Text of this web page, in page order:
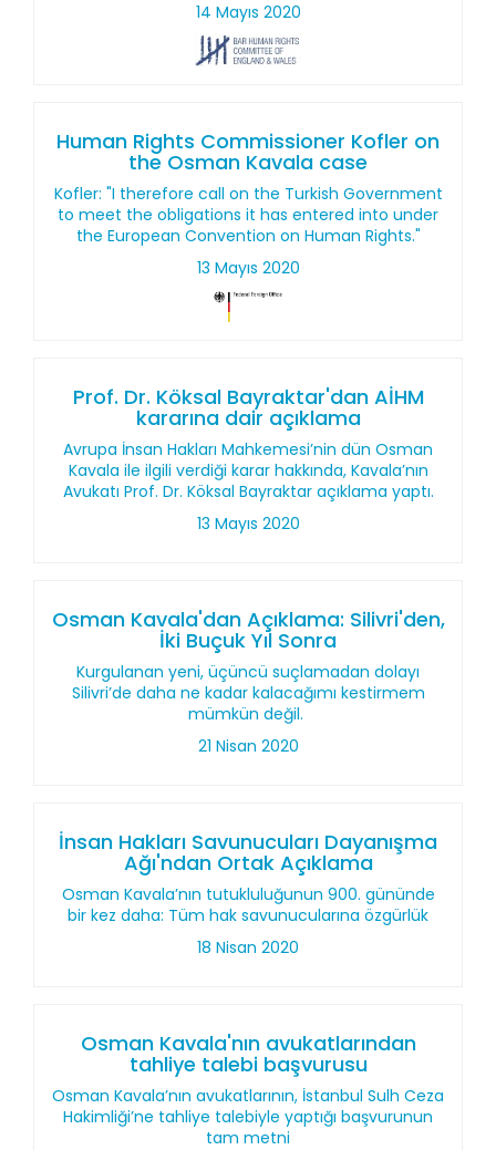
14 Mayıs 2020
Human Rights Commissioner Kofler on
the Osman Kavala case
Kofler: "I therefore call on the Turkish Government
to meet the obligations it has entered into under
the European Convention on Human Rights."
13 Mayıs 2020
Prof. Dr. Köksal Bayraktar'dan AİHM
kararına dair açıklama
Avrupa İnsan Hakları Mahkemesi’nin dün Osman
Kavala ile ilgili verdiği karar hakkında, Kavala’nın
Avukatı Prof. Dr. Köksal Bayraktar açıklama yaptı.
13 Mayıs 2020
Osman Kavala'dan Açıklama: Silivri'den,
İki Buçuk Yıl Sonra
Kurgulanan yeni, üçüncü suçlamadan dolayı
Silivri’de daha ne kadar kalacağımı kestirmem
mümkün değil.
21 Nisan 2020
İnsan Hakları Savunucuları Dayanışma
Ağı'ndan Ortak Açıklama
Osman Kavala’nın tutukluluğunun 900. gününde
bir kez daha: Tüm hak savunucularına özgürlük
18 Nisan 2020
Osman Kavala'nın avukatlarından
tahliye talebi başvurusu
Osman Kavala’nın avukatlarının, İstanbul Sulh Ceza
Hakimliği’ne tahliye talebiyle yaptığı başvurunun
tam metni